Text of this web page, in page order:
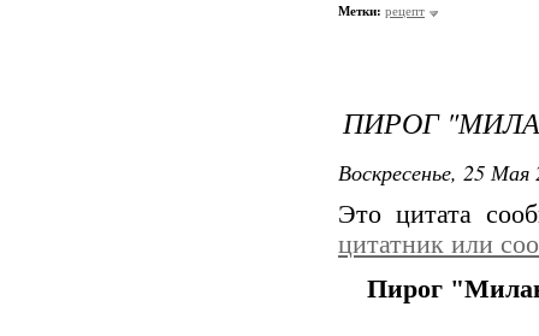
Метки: рецепт
ПИРОГ
Воскресенье, 25
Это цитата
цитатник или
Пирог